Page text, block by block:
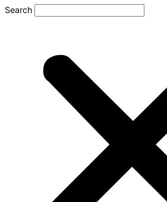
Search